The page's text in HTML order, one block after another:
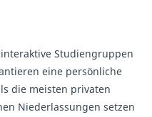
Studiengruppen
eine persönliche
die meisten privaten
Niederlassungen setzen